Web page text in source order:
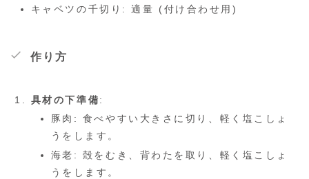
キャベツの千切り: 適量 (付け合わせ用)
作り方
具材の下準備:
豚肉: 食べやすい大きさに切り、軽く塩こしょ
うをします。
海老: 殻をむき、背わたを取り、軽く塩こしょ
うをします。